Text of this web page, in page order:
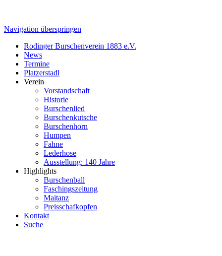
Navigation überspringen
Rodinger Burschenverein 1883 e.V.
News
Termine
Platzerstadl
Verein
Vorstandschaft
Historie
Burschenlied
Burschenkutsche
Burschenhorn
Humpen
Fahne
Lederhose
Ausstellung: 140 Jahre
Highlights
Burschenball
Faschingszeitung
Maitanz
Preisschafkopfen
Kontakt
Suche